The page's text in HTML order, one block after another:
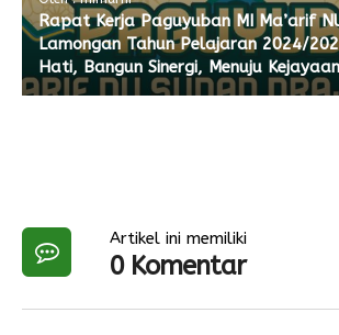
Rapat Kerja Paguyuban MI Ma’arif
Lamongan Tahun Pelajaran 2024/
Hati, Bangun Sinergi, Menuju
Artikel ini memiliki
0 Komentar